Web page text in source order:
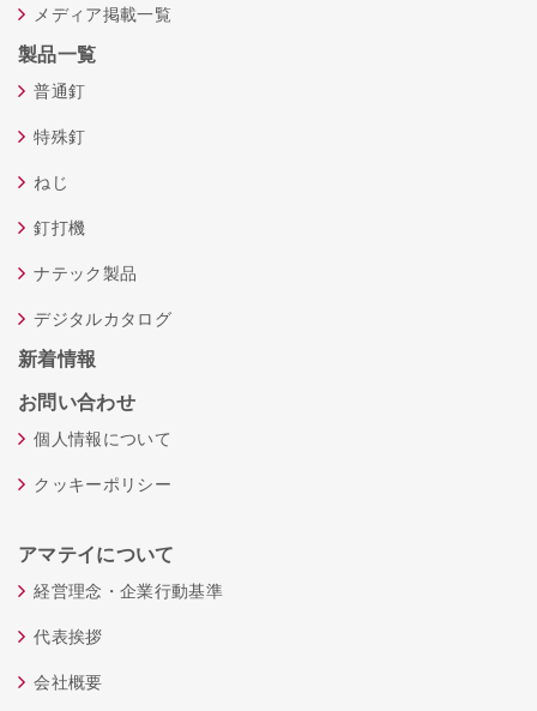
メディア掲載一覧
製品一覧
普通釘
特殊釘
ねじ
釘打機
ナテック製品
デジタルカタログ
新着情報
お問い合わせ
個人情報について
クッキーポリシー
アマテイについて
経営理念・企業行動基準
代表挨拶
会社概要